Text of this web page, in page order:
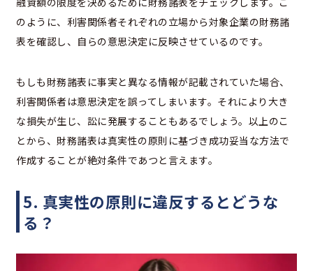
のように、利害関係者それぞれの立場から対象企業の財務諸
表を確認し、自らの意思決定に反映させているのです。
もしも財務諸表に事実と異なる情報が記載されていた場合、
利害関係者は意思決定を誤ってしまいます。それにより大き
な損失が生じ、訟に発展することもあるでしょう。以上のこ
とから、財務諸表は真実性の原則に基づき成功妥当な方法で
作成することが絶対条件であつと言えます。
5. 真実性の原則に違反するとどうな
る？